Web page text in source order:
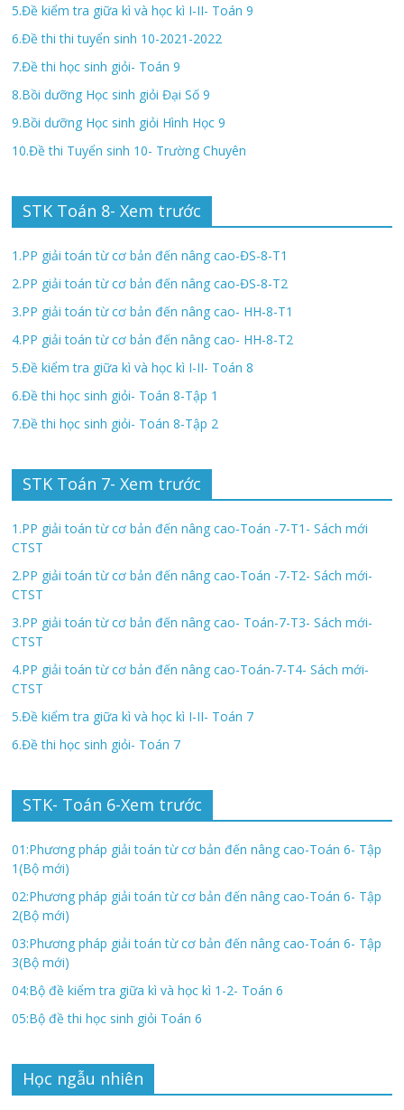
5.Đề kiểm tra giữa kì và học kì I-II- Toán 9
6.Đề thi thi tuyển sinh 10-2021-2022
7.Đề thi học sinh giỏi- Toán 9
8.Bồi dưỡng Học sinh giỏi Đại Số 9
9.Bồi dưỡng Học sinh giỏi Hình Học 9
10.Đề thi Tuyển sinh 10- Trường Chuyên
STK Toán 8- Xem trước
1.PP giải toán từ cơ bản đến nâng cao-ĐS-8-T1
2.PP giải toán từ cơ bản đến nâng cao-ĐS-8-T2
3.PP giải toán từ cơ bản đến nâng cao- HH-8-T1
4.PP giải toán từ cơ bản đến nâng cao- HH-8-T2
5.Đề kiểm tra giữa kì và học kì I-II- Toán 8
6.Đề thi học sinh giỏi- Toán 8-Tập 1
7.Đề thi học sinh giỏi- Toán 8-Tập 2
STK Toán 7- Xem trước
1.PP giải toán từ cơ bản đến nâng cao-Toán -7-T1- Sách mới
CTST
2.PP giải toán từ cơ bản đến nâng cao-Toán -7-T2- Sách mới-
CTST
3.PP giải toán từ cơ bản đến nâng cao- Toán-7-T3- Sách mới-
CTST
4.PP giải toán từ cơ bản đến nâng cao-Toán-7-T4- Sách mới-
CTST
5.Đề kiểm tra giữa kì và học kì I-II- Toán 7
6.Đề thi học sinh giỏi- Toán 7
STK- Toán 6-Xem trước
01:Phương pháp giải toán từ cơ bản đến nâng cao-Toán 6- Tập
1(Bộ mới)
02:Phương pháp giải toán từ cơ bản đến nâng cao-Toán 6- Tập
2(Bộ mới)
03:Phương pháp giải toán từ cơ bản đến nâng cao-Toán 6- Tập
3(Bộ mới)
04:Bộ đề kiểm tra giữa kì và học kì 1-2- Toán 6
05:Bộ đề thi học sinh giỏi Toán 6
Học ngẫu nhiên